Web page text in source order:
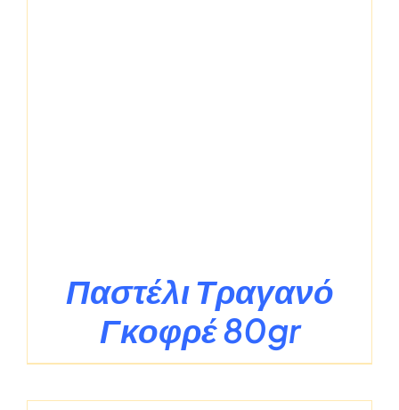
Παστέλι Τραγανό
Γκοφρέ 80gr